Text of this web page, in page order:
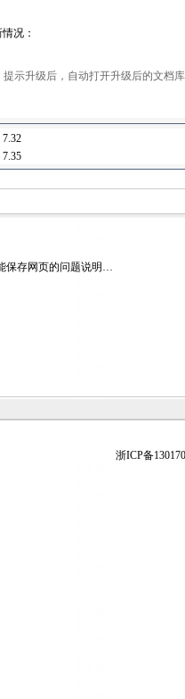
况：
示升级后，自动打开升级后的文档库
保存网页的问题说明…
浙ICP备